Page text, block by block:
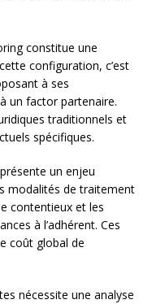
constitue une
configuration, c’est
à ses
un factor partenaire.
traditionnels et
spécifiques.
un enjeu
modalités de traitement
contentieux et les
à l’adhérent. Ces
coût global de
nécessite une analyse